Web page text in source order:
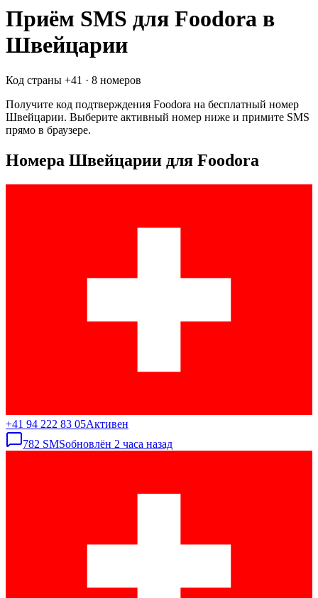
Приём SMS для Foodora в
Швейцарии
Код страны +41 · 8 номеров
Получите код подтверждения Foodora на бесплатный номер
Швейцарии. Выберите активный номер ниже и примите SMS
прямо в браузере.
Номера Швейцарии для Foodora
+41 94 222 83 05Активен
782 SMSобновлён 2 часа назад